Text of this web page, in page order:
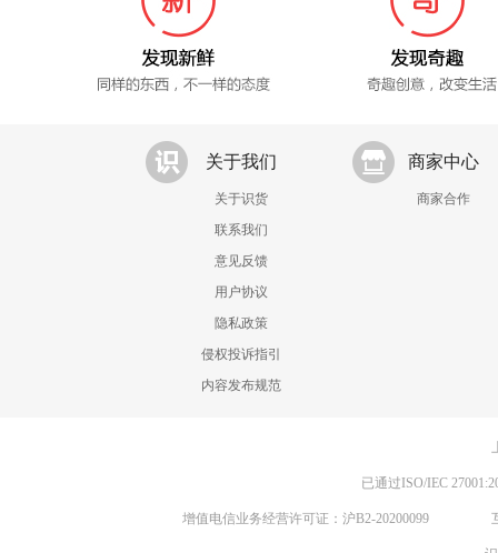
关于我们
关于识货
联系我们
意见反馈
用户协议
隐私政策
侵权投诉指引
内容发布规范
商家中心
商家合作
已通过ISO/IEC
增值电信业务经营许可证：沪B2-20200099